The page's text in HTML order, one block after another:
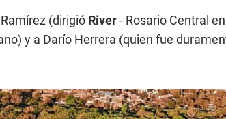
(dirigió River- Rosario Central
y a Darío Herrera (quien fue